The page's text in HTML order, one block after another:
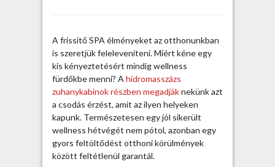
m
a
s
s
z
á
z
s
z
u
A frissítő SPA élményeket az otthonunkban
is szeretjük feleleveníteni. Miért kéne egy
kis kényeztetésért mindig wellness
fürdőkbe menni? A hidromasszázs
zuhanykabinok részben megadjáknekünk azt
a csodás érzést, amit az ilyen helyeken
kapunk. Természetesen egy jól sikerült
wellness hétvégét nem pótol, azonban egy
gyors feltöltődést otthoni körülmények
között feltétlenül garantál.